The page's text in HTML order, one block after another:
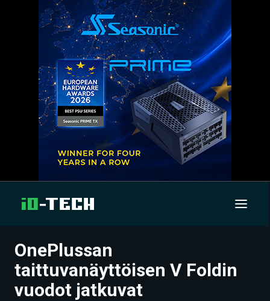
UUTISET
ARTIKKELIT
OnePlussan
taittuvanäyttöisen V Foldin
vuodot jatkuvat